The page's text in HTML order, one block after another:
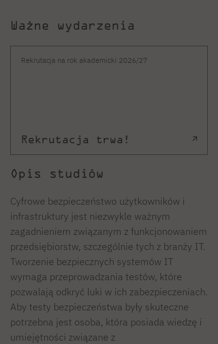
Ważne wydarzenia
Rekrutacja na rok akademicki 2026/27
Rekrutacja trwa!
Opis studiów
Cyfrowe bezpieczeństwo użytkowników i
infrastruktury jest niezwykle ważnym
zagadnieniem związanym z funkcjonowaniem
przedsiębiorstw, szczególnie tych z branży IT.
Tworzenie bezpiecznych systemów IT
wymaga przeprowadzania testów, które
pozwalają odkryć luki w ich zabezpieczeniach.
Aby testy bezpieczeństwa były skuteczne
potrzebna jest osoba, która posiada wiedzę i
umiejętności związane z